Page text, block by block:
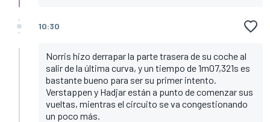
10:30
Norris hizo derrapar la parte trasera de su coche al
salir de la última curva, y un tiempo de 1m07,321s es
bastante bueno para ser su primer intento.
Verstappen y Hadjar están a punto de comenzar sus
vueltas, mientras el circuito se va congestionando
un poco más.